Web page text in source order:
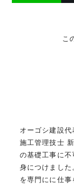
こ
オーゴシ建設
施工管理技士
の基礎工事に
身につけまし
を専門にに仕事